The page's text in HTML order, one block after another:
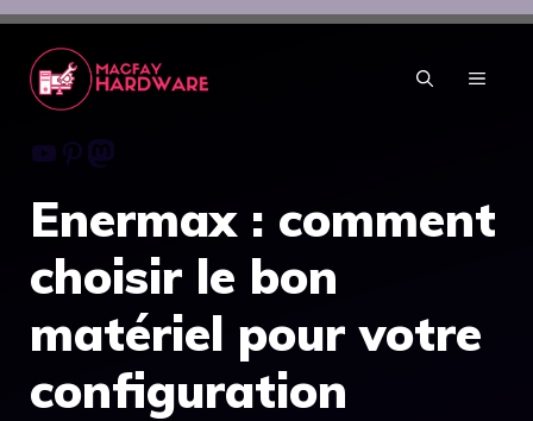
Aller
contenu
MENU
Youtube
Pinterest
Mastodon
Enermax : comment
choisir le bon
matériel pour votre
configuration